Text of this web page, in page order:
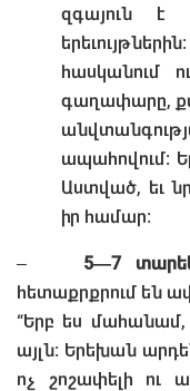
զգայուն է
հասկանում
գաղափարը,
ապահովում։
Աստված, եւ
իր համար։
– 5—7
հետաքրքրում են
“Երբ ես մահանամ,
այլն։ Երեխան
ոչ շոշափելի ու